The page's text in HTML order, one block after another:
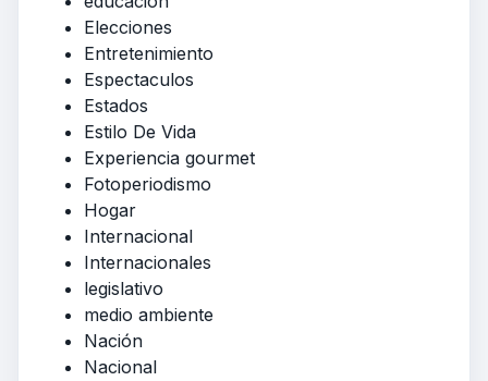
Elecciones
Entretenimiento
Espectaculos
Estados
Estilo De Vida
Experiencia gourmet
Fotoperiodismo
Hogar
Internacional
Internacionales
legislativo
medio ambiente
Nación
Nacional